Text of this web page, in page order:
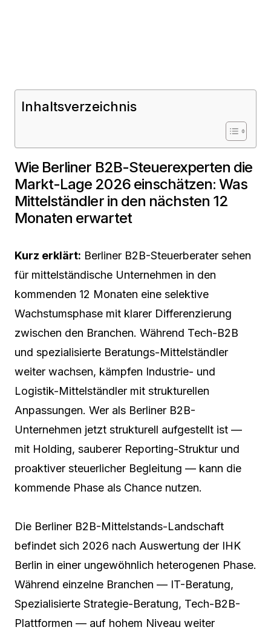
Inhaltsverzeichnis
Wie Berliner B2B-Steuerexperten die
Markt-Lage 2026 einschätzen: Was
Mittelständler in den nächsten 12
Monaten erwartet
Kurz erklärt: Berliner B2B-Steuerberater sehen
für mittelständische Unternehmen in den
kommenden 12 Monaten eine selektive
Wachstumsphase mit klarer Differenzierung
zwischen den Branchen. Während Tech-B2B
und spezialisierte Beratungs-Mittelständler
weiter wachsen, kämpfen Industrie- und
Logistik-Mittelständler mit strukturellen
Anpassungen. Wer als Berliner B2B-
Unternehmen jetzt strukturell aufgestellt ist —
mit Holding, sauberer Reporting-Struktur und
proaktiver steuerlicher Begleitung — kann die
kommende Phase als Chance nutzen.
Die Berliner B2B-Mittelstands-Landschaft
befindet sich 2026 nach Auswertung der IHK
Berlin in einer ungewöhnlich heterogenen Phase.
Während einzelne Branchen — IT-Beratung,
Spezialisierte Strategie-Beratung, Tech-B2B-
Plattformen — auf hohem Niveau weiter